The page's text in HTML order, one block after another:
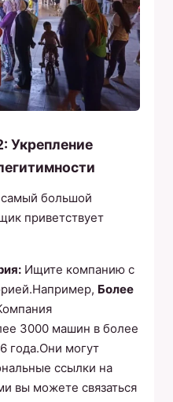
Укрепление
большой
приветствует
Ищите компанию с
Более
3000 машин в более
года.Они могут
ссылки на
вы можете связаться